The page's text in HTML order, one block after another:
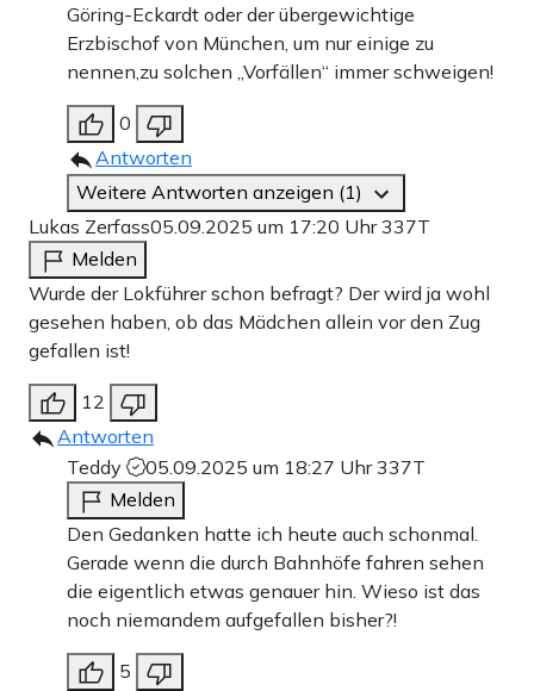
Göring-Eckardt oder der übergewichtige
Erzbischof von München, um nur einige zu
nennen,zu solchen „Vorfällen“ immer schweigen!
0
Antworten
Weitere Antworten anzeigen (1)
Lukas Zerfass05.09.2025 um 17:20 Uhr337T
Melden
Wurde der Lokführer schon befragt? Der wird ja wohl
gesehen haben, ob das Mädchen allein vor den Zug
gefallen ist!
12
Antworten
Teddy
05.09.2025 um 18:27 Uhr337T
Melden
Den Gedanken hatte ich heute auch schonmal.
Gerade wenn die durch Bahnhöfe fahren sehen
die eigentlich etwas genauer hin. Wieso ist das
noch niemandem aufgefallen bisher?!
5